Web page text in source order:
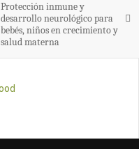
Protección inmune y
desarrollo neurológico para
bebés, niños en crecimiento y
salud materna